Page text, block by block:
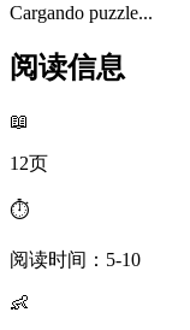
Cargando puzzle...
阅读信息
📖
12页
⏱️
阅读时间：5-10
👶